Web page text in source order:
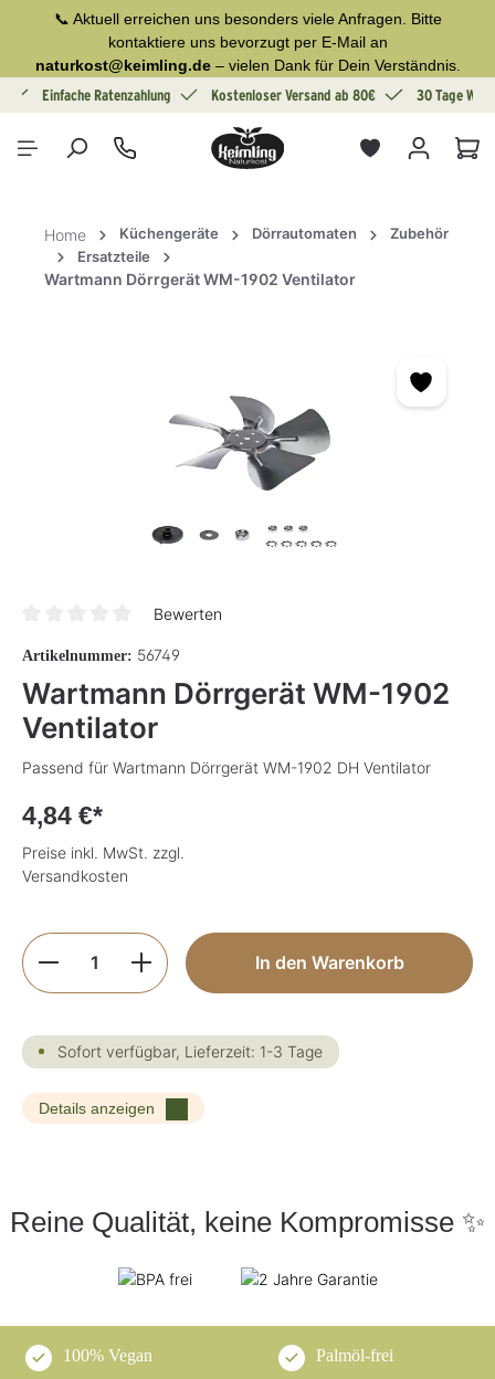
springen
📞 Aktuell erreichen uns besonders viele Anfragen. Bitte
kontaktiere uns bevorzugt per E-Mail an
naturkost@keimling.de– vielen Dank für Dein Verständnis.
Einfache Ratenzahlung Kostenloser Versand ab 80€ 30 Tage
Home Küchengeräte Dörrautomaten
Zubehör
Ersatzteile
Wartmann Dörrgerät WM-1902 Ventilator
Bewerten
Artikelnummer: 56749
Wartmann Dörrgerät WM-1902
Ventilator
Passend für Wartmann Dörrgerät WM-1902 DH Ventilator
4,84 €*
Preise inkl. MwSt. zzgl.
Versandkosten
Produkt Anzahl: Gib den gewünschten
In den Warenkorb
Sofort verfügbar, Lieferzeit: 1-3 Tage
Details anzeigen
Reine Qualität, keine Kompromisse ✨
100% Vegan Palmöl-frei